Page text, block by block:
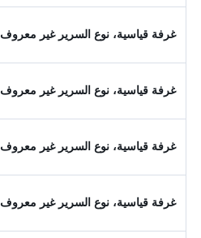
غرفة قياسية، نوع السرير غير معروف
غرفة قياسية، نوع السرير غير معروف
غرفة قياسية، نوع السرير غير معروف
غرفة قياسية، نوع السرير غير معروف